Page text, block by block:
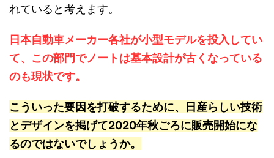
れていると考えます。
日本自動車メーカー各社が小型モデルを投入してい
て、この部門でノートは基本設計が古くなっている
のも現状です。
こういった要因を打破するために、日産らしい技術
とデザインを掲げて2020年秋ごろに販売開始にな
るのではないでしょうか。